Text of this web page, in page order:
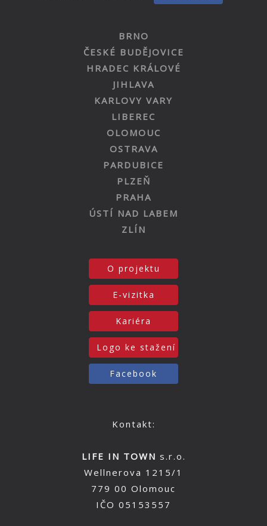
BRNO
ČESKÉ BUDĚJOVICE
HRADEC KRÁLOVÉ
JIHLAVA
KARLOVY VARY
LIBEREC
OLOMOUC
OSTRAVA
PARDUBICE
PLZEŇ
PRAHA
ÚSTÍ NAD LABEM
ZLÍN
O projektu
E-vizitka
Kariéra
Logo ke stažení
Facebook
Kontakt:
LIFE IN TOWN s.r.o.
Wellnerova 1215/1
779 00 Olomouc
IČO 05153557